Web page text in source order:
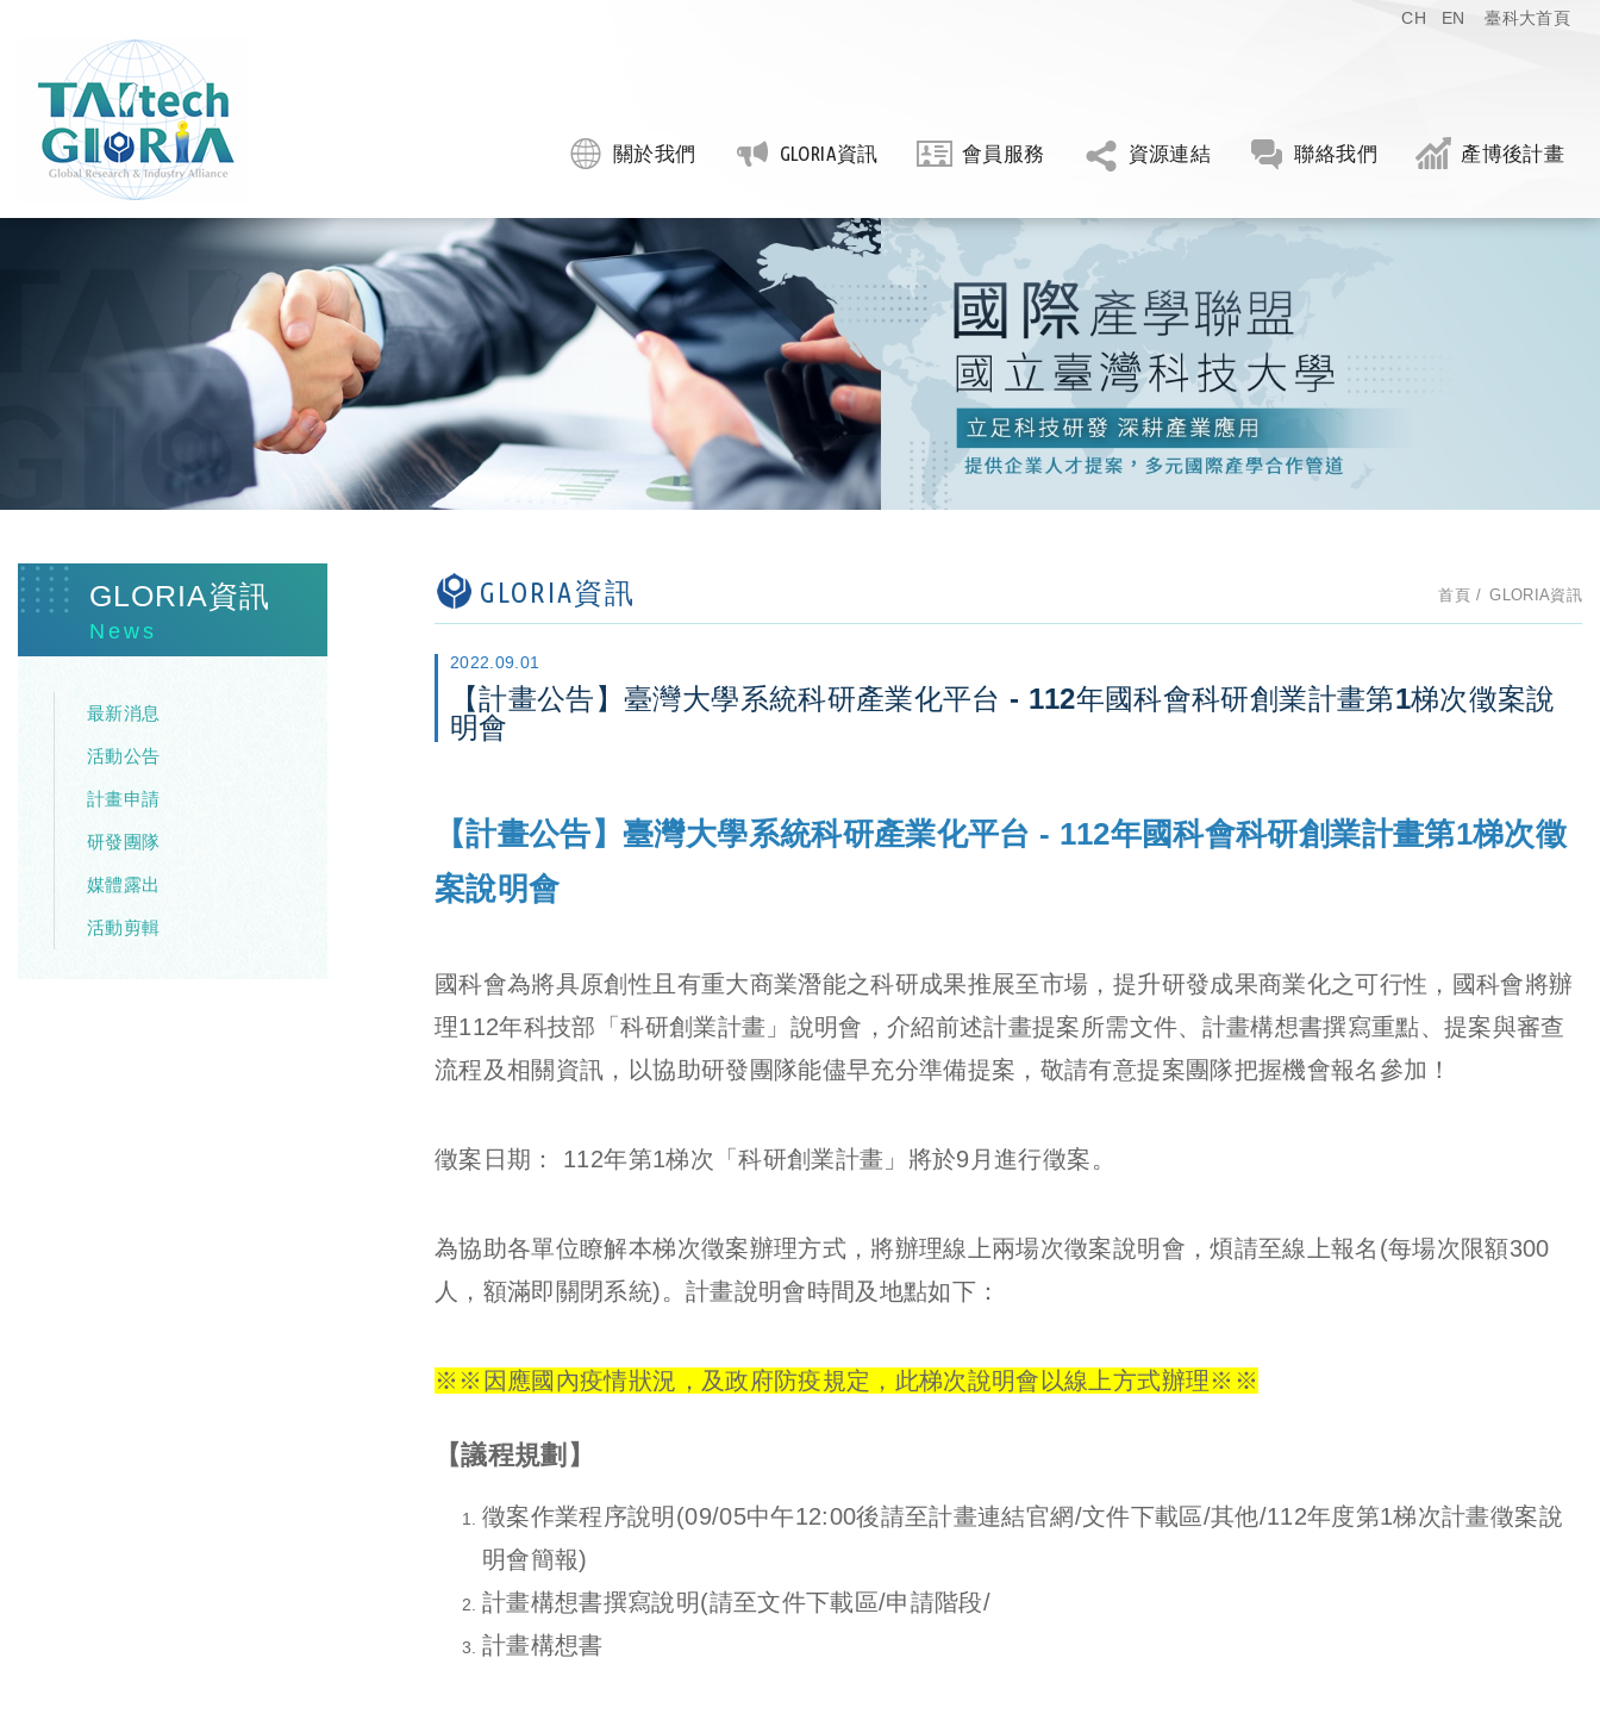
CH EN 臺科大首頁
關於我們 GLORIA資訊 會員服務 資源連結 聯絡我們 產博後計畫
GLORIA資訊
News
最新消息
活動公告
計畫申請
研發團隊
媒體露出
活動剪輯
GLORIA資訊 首頁 GLORIA資訊
2022.09.01
【計畫公告】臺灣大學系統科研產業化平台 - 112年國科會科研創業計畫第1梯次徵案說
明會
【計畫公告】臺灣大學系統科研產業化平台 - 112年國科會科研創業計畫第1梯次徵
案說明會
國科會為將具原創性且有重大商業潛能之科研成果推展至市場，提升研發成果商業化之可行性，國科會將辦
理112年科技部「科研創業計畫」說明會，介紹前述計畫提案所需文件、計畫構想書撰寫重點、提案與審查
流程及相關資訊，以協助研發團隊能儘早充分準備提案，敬請有意提案團隊把握機會報名參加！
徵案日期： 112年第1梯次「科研創業計畫」將於9月進行徵案。
為協助各單位瞭解本梯次徵案辦理方式，將辦理線上兩場次徵案說明會，煩請至線上報名(每場次限額300
人，額滿即關閉系統)。計畫說明會時間及地點如下：
※※因應國內疫情狀況，及政府防疫規定，此梯次說明會以線上方式辦理※ ※
【議程規劃 】
徵案作業程序說明(09/05中午12:00後請至計畫連結官網/文件下載區/其他/112年度第1梯次計畫徵案說
明會簡報)
計畫構想書撰寫說明(請至文件下載區/申請階段/
計畫構想書